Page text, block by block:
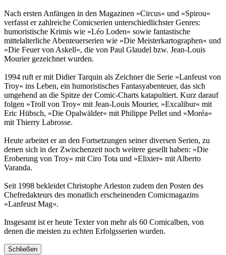
Nach ersten Anfängen in den Magazinen »Circus« und »Spirou«
verfasst er zahlreiche Comicserien unterschiedlichster Genres:
humoristische Krimis wie »Léo Loden« sowie fantastische
mittelalterliche Abenteuerserien wie »Die Meisterkartographen« und
»Die Feuer von Askell«, die von Paul Glaudel bzw. Jean-Louis
Mourier gezeichnet wurden.
1994 ruft er mit Didier Tarquin als Zeichner die Serie »Lanfeust von
Troy« ins Leben, ein humoristisches Fantasyabenteuer, das sich
umgehend an die Spitze der Comic-Charts katapultiert. Kurz darauf
folgen »Troll von Troy« mit Jean-Louis Mourier, »Excalibur« mit
Eric Hübsch, »Die Opalwälder« mit Philippe Pellet und »Moréa«
mit Thierry Labrosse.
Heute arbeitet er an den Fortsetzungen seiner diversen Serien, zu
denen sich in der Zwischenzeit noch weitere gesellt haben: »Die
Eroberung von Troy« mit Ciro Tota und »Elixier« mit Alberto
Varanda.
Seit 1998 bekleidet Christophe Arleston zudem den Posten des
Chefredakteurs des monatlich erscheinenden Comicmagazins
»Lanfeust Mag«.
Insgesamt ist er heute Texter von mehr als 60 Comicalben, von
denen die meisten zu echten Erfolgsserien wurden.
Schließen